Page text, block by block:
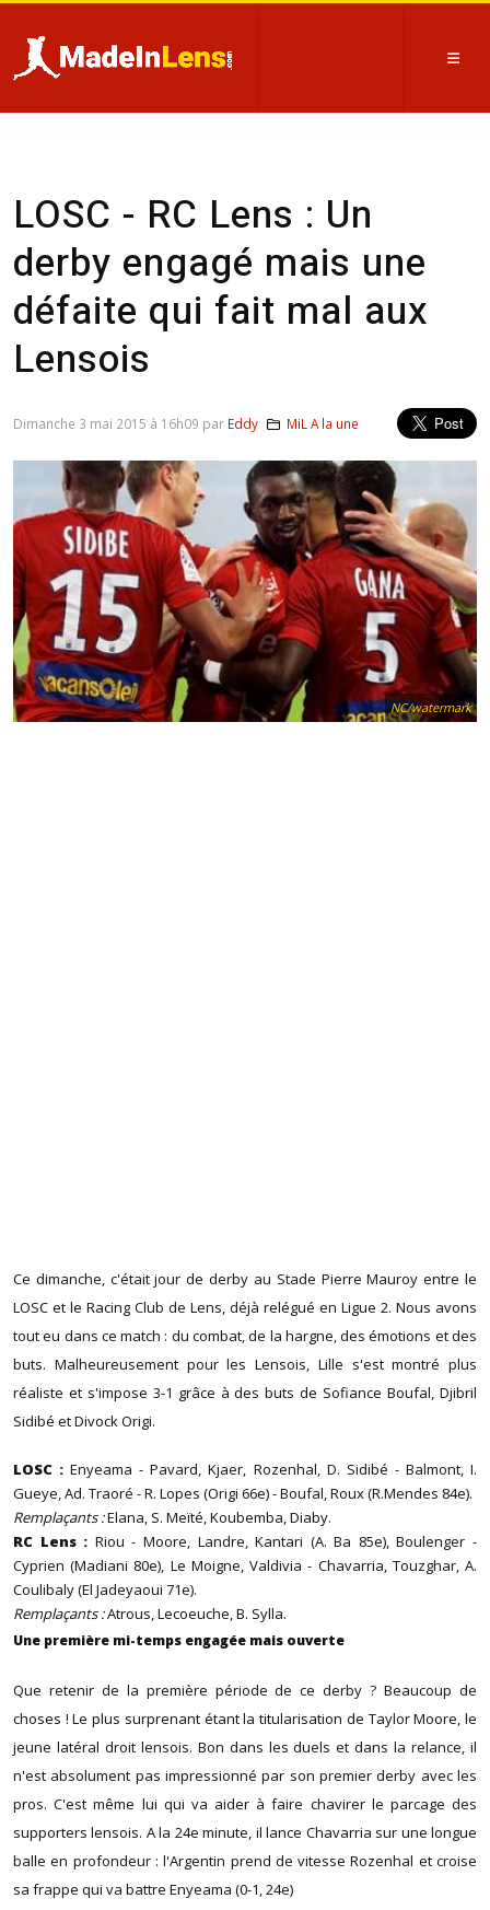
LOSC - RC Lens : Un
derby engagé mais une
défaite qui fait mal aux
Lensois
NC/watermark
Ce dimanche, c'était jour de derby au Stade Pierre Mauroy entre le
LOSC et le Racing Club de Lens, déjà relégué en Ligue 2. Nous avons
tout eu dans ce match : du combat, de la hargne, des émotions et des
buts. Malheureusement pour les Lensois, Lille s'est montré plus
réaliste et s'impose 3-1 grâce à des buts de Sofiance Boufal, Djibril
Sidibé et Divock Origi.
LOSC :Enyeama - Pavard, Kjaer, Rozenhal, D. Sidibé - Balmont, I.
Gueye, Ad. Traoré - R. Lopes (Origi 66e) - Boufal, Roux (R.Mendes 84e).
Remplaçants :Elana, S. Meïté, Koubemba, Diaby.
RC Lens : Riou - Moore, Landre, Kantari (A. Ba 85e), Boulenger -
Cyprien (Madiani 80e), Le Moigne, Valdivia - Chavarria, Touzghar, A.
Coulibaly (El Jadeyaoui 71e).
Remplaçants :Atrous, Lecoeuche, B. Sylla.
Une première mi-temps engagée mais ouverte
Que retenir de la première période de ce derby ? Beaucoup de
choses ! Le plus surprenant étant la titularisation de Taylor Moore, le
jeune latéral droit lensois. Bon dans les duels et dans la relance, il
n'est absolument pas impressionné par son premier derby avec les
pros. C'est même lui qui va aider à faire chavirer le parcage des
supporters lensois. A la 24e minute, il lance Chavarria sur une longue
balle en profondeur : l'Argentin prend de vitesse Rozenhal et croise
sa frappe qui va battre Enyeama (0-1, 24e)
Dimanche 3 mai 2015 à 16h09 par Eddy MiL A la une